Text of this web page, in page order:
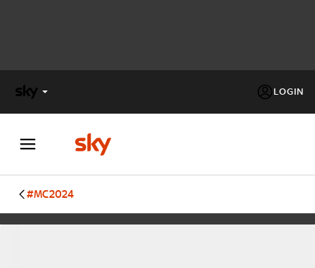
LOGIN
PECHINO
#MC2024